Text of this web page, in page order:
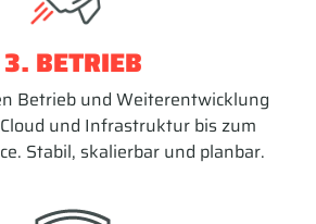
3. BETRIEB
Betrieb und Weiterentwicklung
und Infrastruktur bis zum
Stabil, skalierbar und planbar.